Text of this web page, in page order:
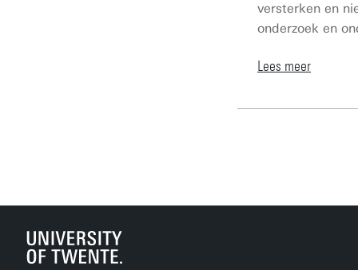
versterken en
onderzoek en
Lees meer